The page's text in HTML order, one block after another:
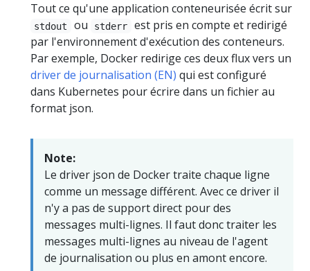
Tout ce qu'une application conteneurisée écrit sur
stdout ou stderr
est pris en compte et redirigé
par l'environnement d'exécution des conteneurs.
Par exemple, Docker redirige ces deux flux vers un
driver de journalisation (EN) qui est configuré
dans Kubernetes pour écrire dans un fichier au
format json.
Note:
Le driver json de Docker traite chaque ligne
comme un message différent. Avec ce driver il
n'y a pas de support direct pour des
messages multi-lignes. Il faut donc traiter les
messages multi-lignes au niveau de l'agent
de journalisation ou plus en amont encore.